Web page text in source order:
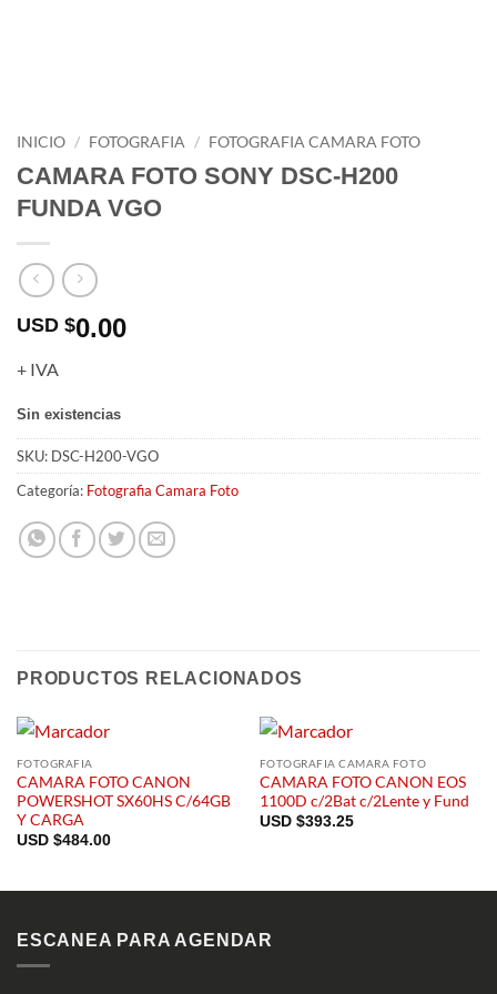
INICIO / FOTOGRAFIA / FOTOGRAFIA CAMARA FOTO
CAMARA FOTO SONY DSC-H200
FUNDA VGO
USD $0.00
+ IVA
Sin existencias
SKU: DSC-H200-VGO
Categoría: Fotografia Camara Foto
PRODUCTOS RELACIONADOS
FOTOGRAFIA
CAMARA FOTO CANON
POWERSHOT SX60HS C/64GB
Y CARGA
USD $484.00
FOTOGRAFIA CAMARA FOTO
CAMARA FOTO CANON EOS
1100D c/2Bat c/2Lente y Fund
USD $393.25
ESCANEA PARA AGENDAR